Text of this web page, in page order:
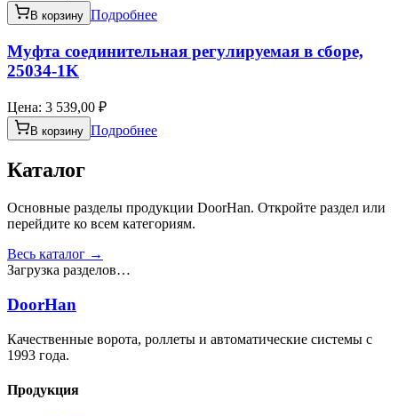
В корзину Подробнее
Муфта соединительная регулируемая в сборе,
25034-1K
Цена: 3 539,00 ₽
В корзину Подробнее
Каталог
Основные разделы продукции DoorHan. Откройте раздел или
перейдите ко всем категориям.
Весь каталог →
Загрузка разделов…
DoorHan
Качественные ворота, роллеты и автоматические системы с
1993 года.
Продукция